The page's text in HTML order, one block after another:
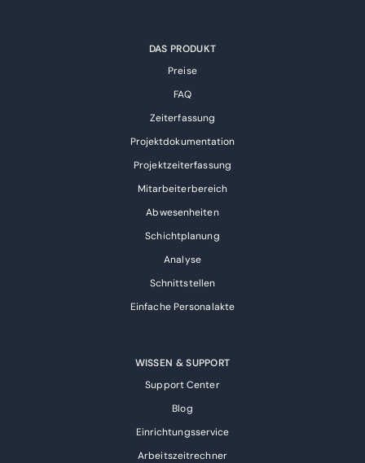
DAS PRODUKT
Preise
FAQ
Zeiterfassung
Projektdokumentation
Projektzeiterfassung
Mitarbeiterbereich
Abwesenheiten
Schichtplanung
Analyse
Schnittstellen
Einfache Personalakte
WISSEN & SUPPORT
Support Center
Blog
Einrichtungsservice
Arbeitszeitrechner